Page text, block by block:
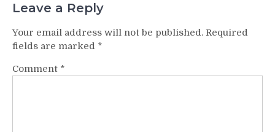
Leave a Reply
Your email address will not be published. Required
fields are marked *
Comment *